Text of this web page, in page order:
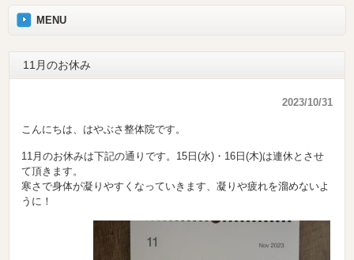
MENU
11月のお休み
2023/10/31
こんにちは、はやぶさ整体院です。
11月のお休みは下記の通りです。15日(水)・16日(木)は連休とさせ
て頂きます。
寒さで身体が凝りやすくなっていきます、凝りや疲れを溜めないよ
うに！